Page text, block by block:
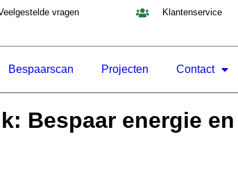
vragen Klantenservice
Bespaarscan Projecten Contact
Bespaar energie